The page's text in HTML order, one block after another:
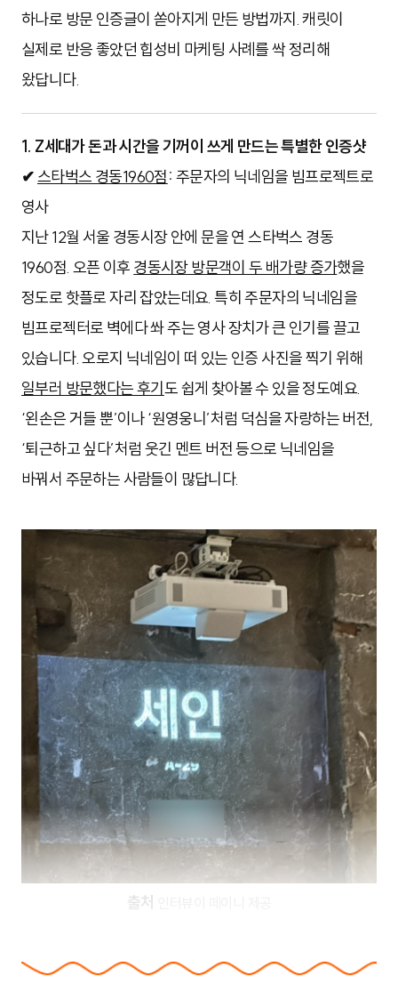
하나로 방문 인증글이 쏟아지게 만든 방법까지. 캐릿이
실제로 반응 좋았던 힙성비 마케팅 사례를 싹 정리해
왔답니다.
1. Z세대가 돈과 시간을 기꺼이 쓰게 만드는 특별한 인증샷
✔스타벅스 경동1960점: 주문자의 닉네임을 빔프로젝트로
영사
지난 12월 서울 경동시장 안에 문을 연 스타벅스 경동
1960점. 오픈 이후 경동시장 방문객이 두 배가량 증가했을
정도로 핫플로 자리 잡았는데요. 특히 주문자의 닉네임을
빔프로젝터로 벽에다 쏴 주는 영사 장치가 큰 인기를 끌고
있습니다. 오로지 닉네임이 떠 있는 인증 사진을 찍기 위해
일부러 방문했다는 후기도 쉽게 찾아볼 수 있을 정도예요.
‘왼손은 거들 뿐’이나 ‘원영웅니’처럼 덕심을 자랑하는 버전,
‘퇴근하고 싶다’처럼 웃긴 멘트 버전 등으로 닉네임을
바꿔서 주문하는 사람들이 많답니다.
출처